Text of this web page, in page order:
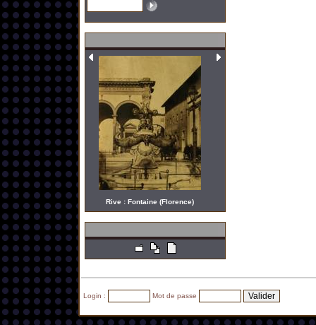
Rive : Fontaine (Florence)
Login : Mot de passe